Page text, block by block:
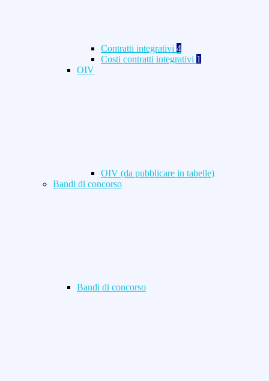
Contratti integrativi 4
Costi contratti integrativi 1
OIV
OIV (da pubblicare in tabelle)
Bandi di concorso
Bandi di concorso